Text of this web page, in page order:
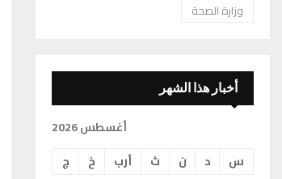
وزارة الصحة
أخبار هذا الشهر
أغسطس 2026
س
د ن ث أرب خ ج